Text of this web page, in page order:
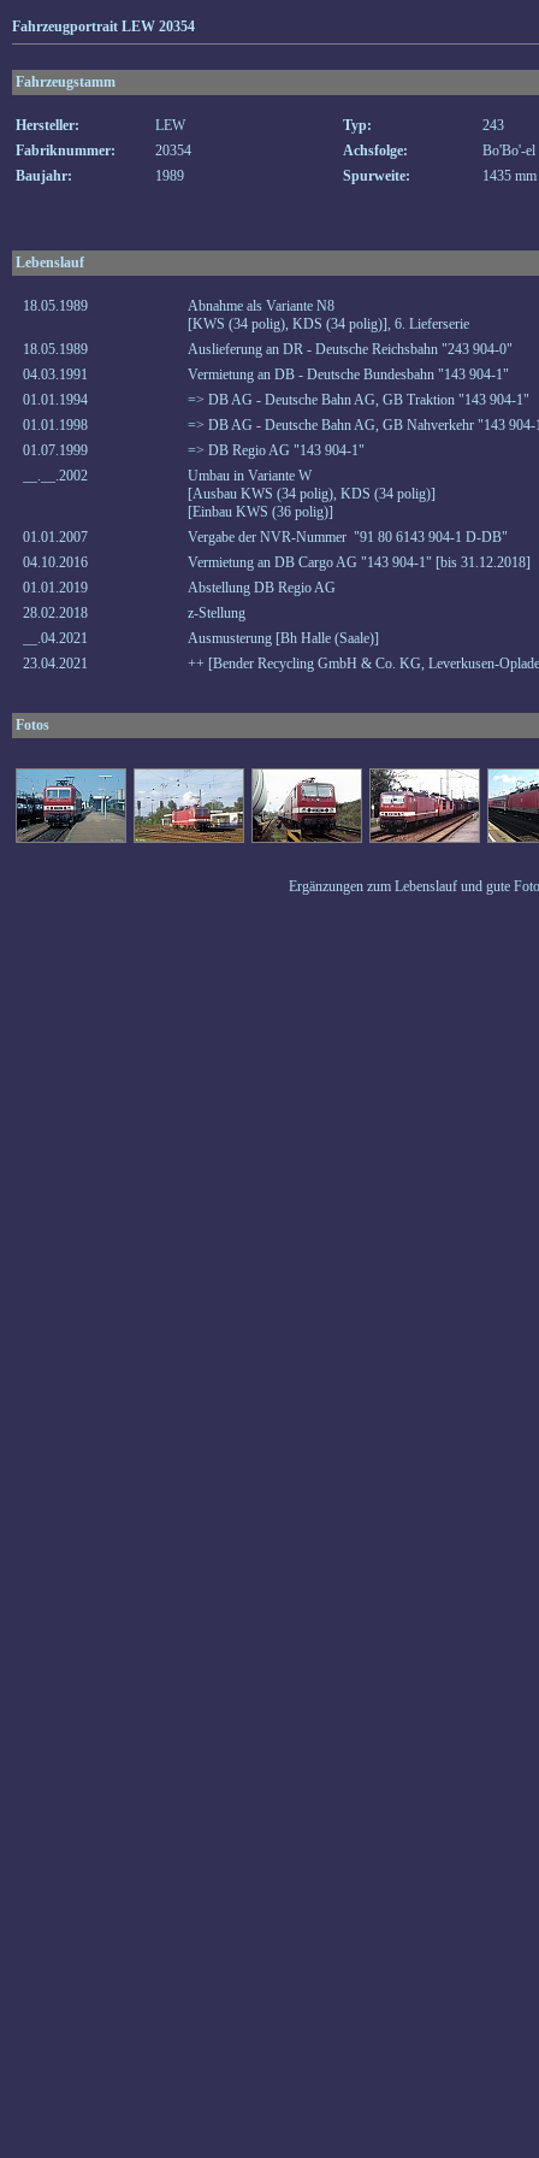
Fahrzeugportrait LEW 20354
Fahrzeugstamm
Hersteller: LEW Typ:
243
Fabriknummer:
20354 Achsfolge:
Bo'Bo'-el
Baujahr:
1989 Spurweite: 1435 mm
Lebenslauf
18.05.1989
Abnahme als Variante N8
[KWS (34 polig), KDS (34 polig)], 6. Lieferserie
18.05.1989
Auslieferung an DR - Deutsche Reichsbahn "243 904-0"
04.03.1991
Vermietung an DB - Deutsche Bundesbahn "143 904-1"
01.01.1994
=> DB AG - Deutsche Bahn AG, GB Traktion "143 904-1"
01.01.1998
=> DB AG - Deutsche Bahn AG, GB Nahverkehr "143 904-
01.07.1999
=> DB Regio AG "143 904-1"
__.__.2002
Umbau in Variante W
[Ausbau KWS (34 polig), KDS (34 polig)]
[Einbau KWS (36 polig)]
01.01.2007
Vergabe der NVR-Nummer "91 80 6143 904-1 D-DB"
04.10.2016
Vermietung an DB Cargo AG "143 904-1" [bis 31.12.2018]
01.01.2019
Abstellung DB Regio AG
28.02.2018
z-Stellung
__.04.2021
Ausmusterung [Bh Halle (Saale)]
23.04.2021
++ [Bender Recycling GmbH & Co. KG, Leverkusen-
Fotos
Ergänzungen zum Lebenslauf und gute